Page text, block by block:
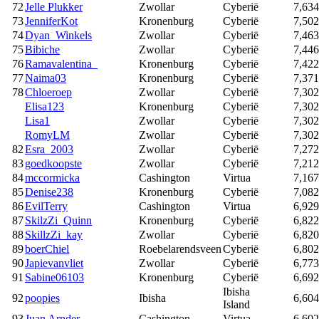
72Jelle Plukker Zwollar Cyberië
73JenniferKot Kronenburg Cyberië
74Dyan_Winkels Zwollar Cyberië
75Bibiche Zwollar Cyberië
76Ramavalentina_ Kronenburg Cyberië
77Naima03 Kronenburg Cyberië
78Chloeroep Zwollar Cyberië
Elisa123
Kronenburg Cyberië
Lisa1
Zwollar Cyberië
RomyLM
Zwollar Cyberië
82Esra_2003 Zwollar Cyberië
83goedkoopste Zwollar Cyberië
84mccormicka Cashington Virtua
85Denise238 Kronenburg Cyberië
86EvilTerry Cashington Virtua
87SkilzZi_Quinn Kronenburg Cyberië
88SkillzZi_kay Zwollar Cyberië
89boerChiel RoebelarendsveenCyberië
90Japievanvliet Zwollar Cyberië
91 Sabine06103 Kronenburg Cyberië
92poopies Ibisha
Ibisha
Island